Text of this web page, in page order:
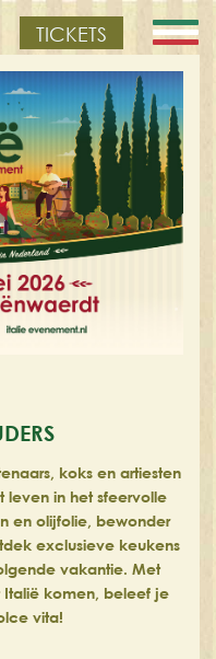
TICKETS
koks en artiesten
leven in het sfeervolle
en olijfolie, bewonder
exclusieve keukens
vakantie. Met
Italië komen, beleef je
vita!